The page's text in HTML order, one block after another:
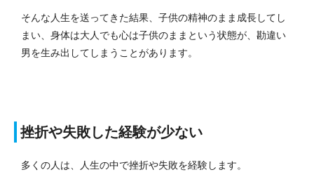
そんな人生を送ってきた結果、子供の精神のまま成長してし
まい、身体は大人でも心は子供のままという状態が、勘違い
男を生み出してしまうことがあります。
挫折や失敗した経験が少ない
多くの人は、人生の中で挫折や失敗を経験します。